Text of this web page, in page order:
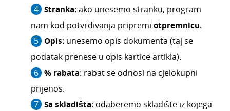
Numeriranje prometa za maloprodajna
skladišta
Razduženje po normativu na međuskladšnici
kod izdavanja sa skladišta
Vrijednosna maloprodaja
Prijenos stanja iz modula maloprodaja u modul
zaliha
Primjeri
Stranka: ako unesemo stranku, program
nam kod potvrđivanja pripremi otpremnicu.
Opis: unesemo opis dokumenta (taj se
podatak prenese u opis kartice artikla).
% rabata: rabat se odnosi na cjelokupni
prijenos.
Sa skladišta: odaberemo skladište iz kojega